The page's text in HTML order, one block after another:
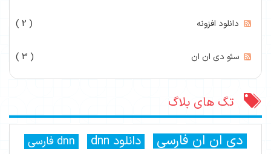
دانلود افزونه ( 2 )
سئو دی ان ان ( 3 )
تگ های بلاگ
دی ان ان فارسی دانلود dnn
dnn فارسی